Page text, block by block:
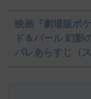
映画『劇場版ポ
ド＆パール 幻影
バレあらすじ（